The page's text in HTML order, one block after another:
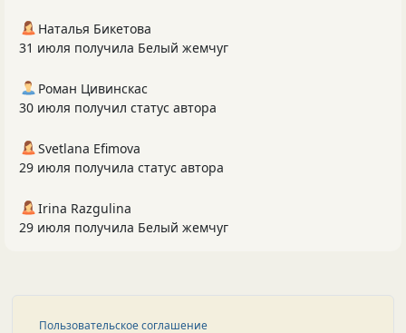
Наталья Бикетова
31 июля получила Белый жемчуг
Роман Цивинскас
30 июля получил статус автора
Svetlana Efimova
29 июля получила статус автора
Irina Razgulina
29 июля получила Белый жемчуг
Пользовательское соглашение